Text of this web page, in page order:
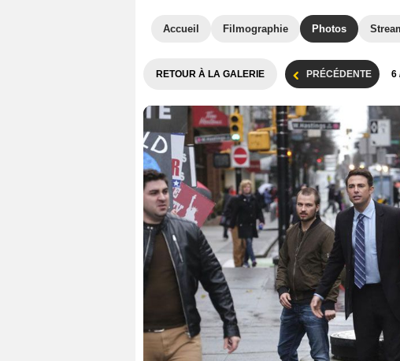
Accueil Filmographie Photos
RETOUR À LA GALERIE PRÉCÉDENTE 6